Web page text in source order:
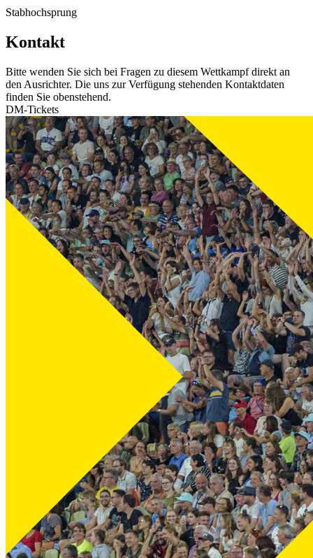
Stabhochsprung
Kontakt
Bitte wenden Sie sich bei Fragen zu diesem Wettkampf direkt an
den Ausrichter. Die uns zur Verfügung stehenden Kontaktdaten
finden Sie obenstehend.
DM-Tickets